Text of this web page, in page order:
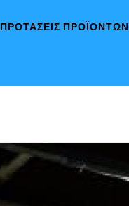
ΠΡΟΤΆΣΕΙΣ ΠΡΟΪΌΝΤΩΝ